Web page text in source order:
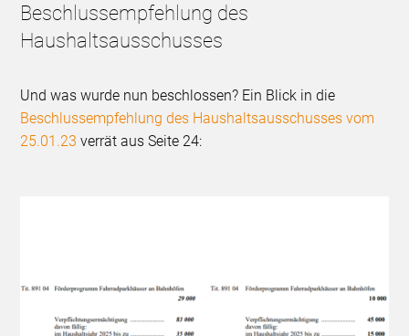
Beschlussempfehlung des
Haushaltsausschusses
Und was wurde nun beschlossen? Ein Blick in die
Beschlussempfehlung des Haushaltsausschusses vom
25.01.23 verrät aus Seite 24: